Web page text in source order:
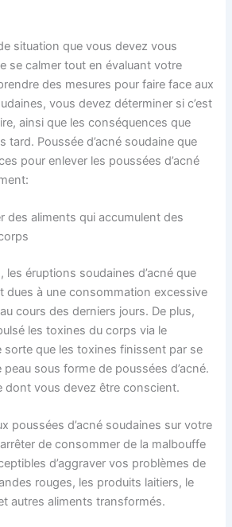
situation que vous devez vous
se calmer tout en évaluant votre
des mesures pour faire face aux
vous devez déterminer si c’est
ainsi que les conséquences que
tard. Poussée d’acné soudaine que
pour enlever les poussées d’acné
des aliments qui accumulent des
les éruptions soudaines d’acné que
dues à une consommation excessive
cours des derniers jours. De plus,
les toxines du corps via le
sorte que les toxines finissent par se
sous forme de poussées d’acné.
dont vous devez être conscient.
poussées d’acné soudaines sur votre
de consommer de la malbouffe
d’aggraver vos problèmes de
rouges, les produits laitiers, le
autres aliments transformés.